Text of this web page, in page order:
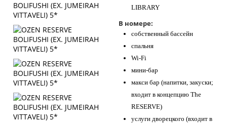
LIBRARY
В номере:
собственный бассейн
спальня
Wi-Fi
мини-бар
макси бар (напитки, закуски;
входит в концепцию The
RESERVE)
услуги дворецкого (входит в